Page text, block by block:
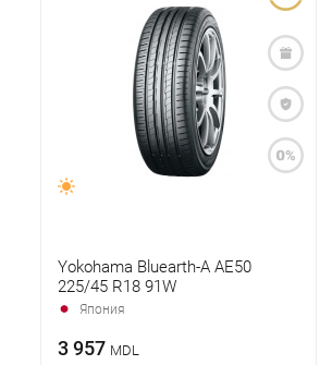
Yokohama Bluearth-A AE50
225/45 R18 91W
Япония
3 957 MDL